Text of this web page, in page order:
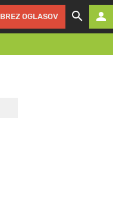
BREZ OGLASOV